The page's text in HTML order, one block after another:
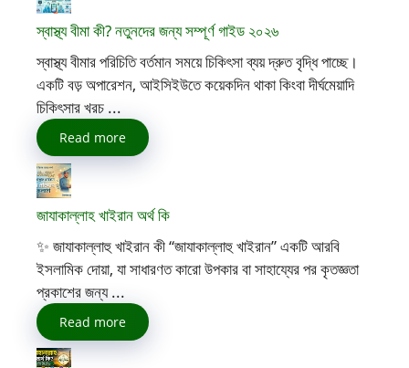
স্বাস্থ্য বীমা কী? নতুনদের জন্য সম্পূর্ণ গাইড ২০২৬
স্বাস্থ্য বীমার পরিচিতি বর্তমান সময়ে চিকিৎসা ব্যয় দ্রুত বৃদ্ধি পাচ্ছে।
একটি বড় অপারেশন, আইসিইউতে কয়েকদিন থাকা কিংবা দীর্ঘমেয়াদি
চিকিৎসার খরচ ...
Read more
জাযাকাল্লাহ খাইরান অর্থ কি
✨ জাযাকাল্লাহু খাইরান কী “জাযাকাল্লাহু খাইরান” একটি আরবি
ইসলামিক দোয়া, যা সাধারণত কারো উপকার বা সাহায্যের পর কৃতজ্ঞতা
প্রকাশের জন্য ...
Read more